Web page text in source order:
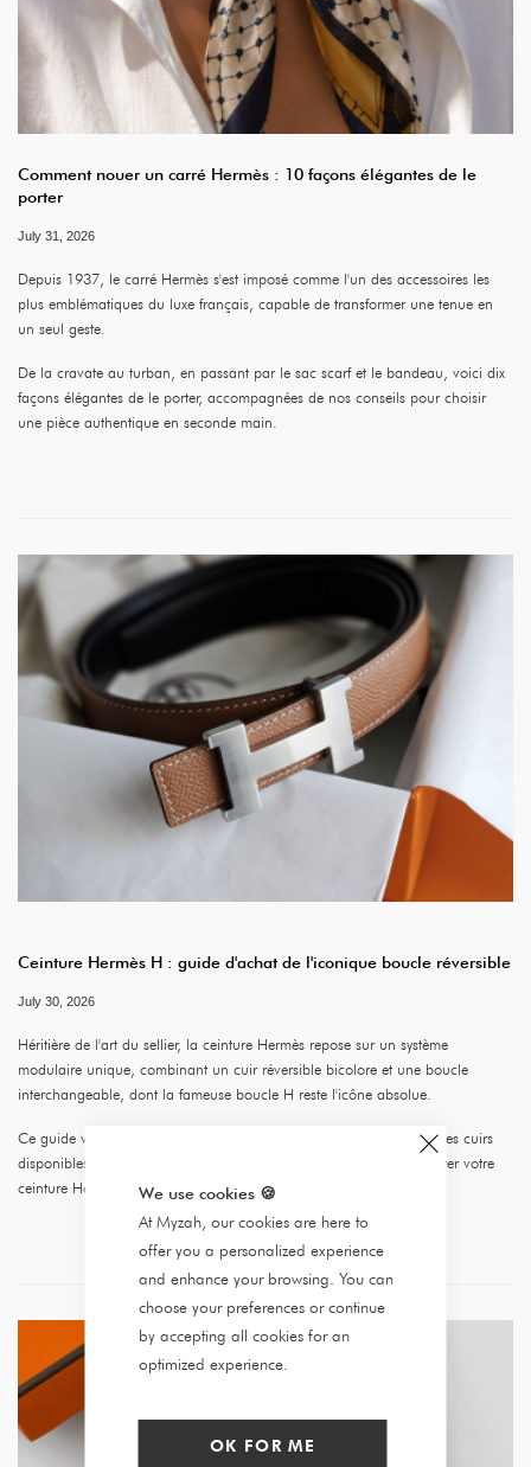
We use cookies 🍪
At Myzah, our cookies are here to
offer you a personalized experience
and enhance your browsing. You can
choose your preferences or continue
by accepting all cookies for an
optimized experience.
OK FOR ME
Comment nouer un carré Hermès : 10 façons élégantes de le
porter
July 31, 2026
Depuis 1937, le carré Hermès s'est imposé comme l'un des accessoires les
plus emblématiques du luxe français, capable de transformer une tenue en
un seul geste.
De la cravate au turban, en passant par le sac scarf et le bandeau, voici dix
façons élégantes de le porter, accompagnées de nos conseils pour choisir
une pièce authentique en seconde main.
Ceinture Hermès H : guide d'achat de l'iconique boucle réversible
July 30, 2026
Héritière de l'art du sellier, la ceinture Hermès repose sur un système
modulaire unique, combinant un cuir réversible bicolore et une boucle
interchangeable, dont la fameuse boucle H reste l'icône absolue.
Ce guide vous présente les modèles emblématiques de la maison, les cuirs
disponibles, les critères d'authentification et nos conseils pour acheter votre
ceinture Hermès en seconde main authentifiée.